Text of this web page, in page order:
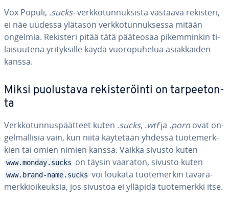
Vox Populi, .sucks-verk­ko­tun­nuk­sis­ta vastaava rekisteri,
ei näe uudessa ylätason verk­ko­tun­nuk­ses­sa mitään
ongelmia. Rekisteri pitää tätä pääteosaa pi­kem­min­kin ti­
lai­suu­te­na yri­tyk­sil­le käydä vuo­ro­pu­he­lua asiak­kai­den
kanssa.
Miksi puo­lus­ta­va re­kis­te­röin­ti on tar­pee­ton­
ta
Verk­ko­tun­nus­päät­teet kuten .sucks, .wtfja .porn ovat on­
gel­mal­li­sia vain, kun niitä käytetään yhdessä tuo­te­merk­
kien tai omien nimien kanssa. Vaikka sivusto kuten
www.monday.sucks on täysin vaaraton, sivusto kuten
www.brand-name.sucks voi loukata tuo­te­mer­kin ta­va­ra­
merk­kioi­keuk­sia, jos sivustoa ei ylläpidä tuo­te­merk­ki itse.